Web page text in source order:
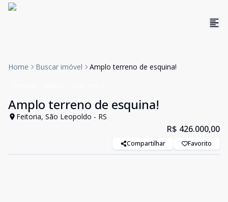
Home Buscar imóvel Amplo terreno de esquina!
Amplo terreno de esquina!
Feitoria, São Leopoldo - RS
R$ 426.000,00
Compartilhar Favorito